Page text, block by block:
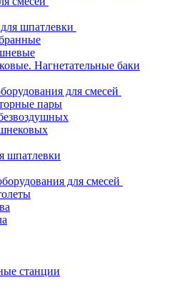
шпатлевки
Нагнетательные баки
для смесей
пары
шпатлевки
для смесей
станции